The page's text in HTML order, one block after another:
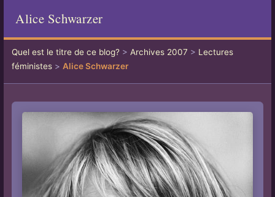
Alice Schwarzer
Quel est le titre de ce blog?> Archives 2007 > Lectures
féministes> Alice Schwarzer